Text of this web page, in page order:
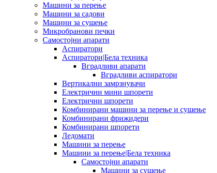
Машини за перење
Машини за садови
Машини за сушење
Микробранови печки
Самостојни апарати
Аспиратори
Аспиратори|Бела техника
Вградливи апарати
Вградливи аспиратори
Вертикални замрзнувачи
Електрични мини шпорети
Електрични шпорети
Комбинирани машини за перење и сушење
Комбинирани фрижидери
Комбинирани шпорети
Ледомати
Машини за перење
Машини за перење|Бела техника
Самостојни апарати
Машини за сушење